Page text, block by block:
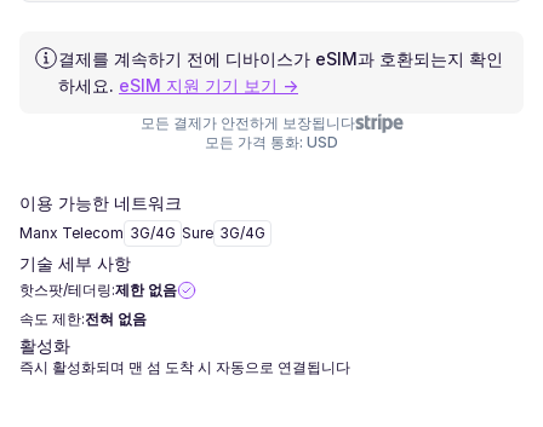
결제를 계속하기 전에 디바이스가 eSIM과 호환되는지 확인
하세요. eSIM 지원 기기 보기 →
모든 결제가 안전하게 보장됩니다
모든 가격 통화: USD
이용 가능한 네트워크
Manx Telecom 3G/4G Sure 3G/4G
기술 세부 사항
핫스팟/테더링:제한 없음
속도 제한:전혀 없음
활성화
즉시 활성화되며 맨 섬 도착 시 자동으로 연결됩니다